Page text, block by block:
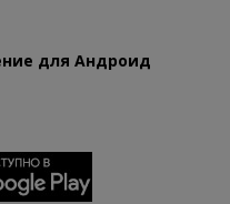
для Андроид